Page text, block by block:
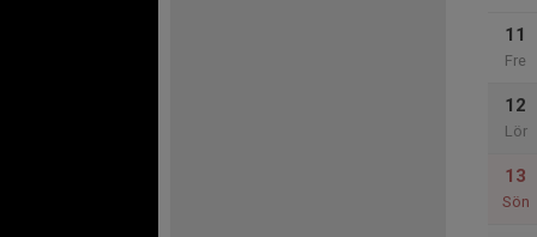
11
Fre
12
Lör
13
Sön